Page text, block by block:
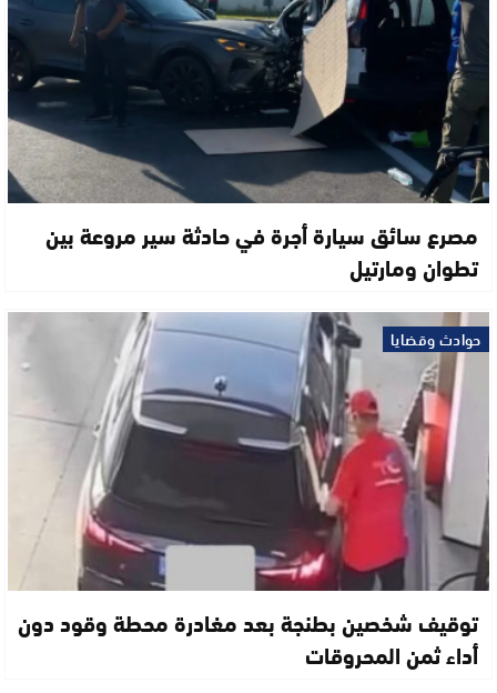
مصرع سائق سيارة أجرة في حادثة سير مروعة بين
تطوان ومارتيل
حوادث وقضايا
توقيف شخصين بطنجة بعد مغادرة محطة وقود دون
أداء ثمن المحروقات